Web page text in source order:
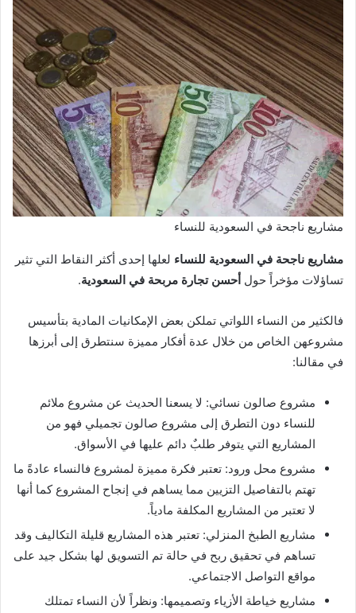
مشاريع ناجحة في السعودية للنساء
مشاريع ناجحة في السعودية للنساء لعلها إحدى أكثر النقاط التي تثير
تساؤلات مؤخراً حول أحسن تجارة مربحة في السعودية.
فالكثير من النساء اللواتي تملكن بعض الإمكانيات المادية بتأسيس
مشروعهن الخاص من خلال عدة أفكار مميزة سنتطرق إلى أبرزها
في مقالنا:
مشروع صالون نسائي: لا يسعنا الحديث عن مشروع ملائم
للنساء دون التطرق إلى مشروع صالون تجميلي فهو من
المشاريع التي يتوفر طلبٌ دائم عليها في الأسواق.
مشروع محل ورود: تعتبر فكرة مميزة لمشروع فالنساء عادةً ما
تهتم بالتفاصيل التزيين مما يساهم في إنجاح المشروع كما أنها
لا تعتبر من المشاريع المكلفة مادياً.
مشاريع الطبخ المنزلي: تعتبر هذه المشاريع قليلة التكاليف وقد
تساهم في تحقيق ربح في حالة تم التسويق لها بشكل جيد على
مواقع التواصل الاجتماعي.
مشاريع خياطة الأزياء وتصميمها: ونظراً لأن النساء تمتلك